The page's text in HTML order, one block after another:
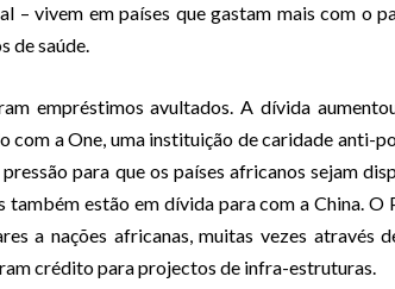
– vivem em países que gastam mais com o
de saúde.
empréstimos avultados. A dívida
com a One, uma instituição de caridade anti-
para que os países africanos sejam
estão em dívida para com a China. O
a nações africanas, muitas vezes através
crédito para projectos de infra-estruturas.